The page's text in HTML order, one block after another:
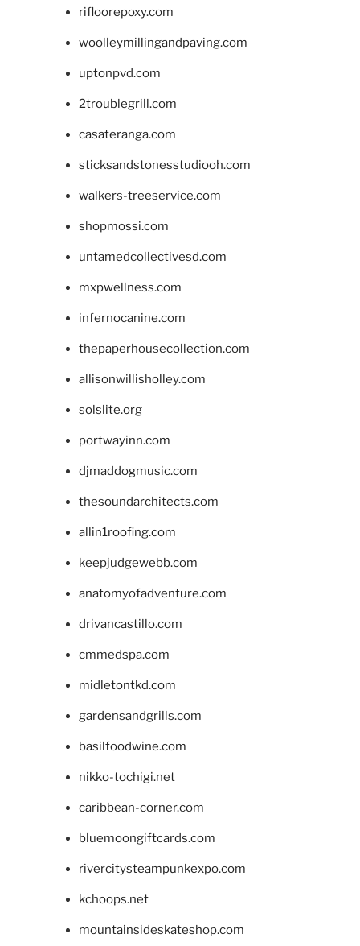
rifloorepoxy.com
woolleymillingandpaving.com
uptonpvd.com
2troublegrill.com
casateranga.com
sticksandstonesstudiooh.com
walkers-treeservice.com
shopmossi.com
untamedcollectivesd.com
mxpwellness.com
infernocanine.com
thepaperhousecollection.com
allisonwillisholley.com
solslite.org
portwayinn.com
djmaddogmusic.com
thesoundarchitects.com
allin1roofing.com
keepjudgewebb.com
anatomyofadventure.com
drivancastillo.com
cmmedspa.com
midletontkd.com
gardensandgrills.com
basilfoodwine.com
nikko-tochigi.net
caribbean-corner.com
bluemoongiftcards.com
rivercitysteampunkexpo.com
kchoops.net
mountainsideskateshop.com